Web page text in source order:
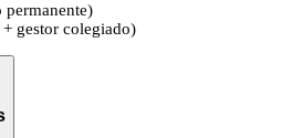
gestor colegiado)